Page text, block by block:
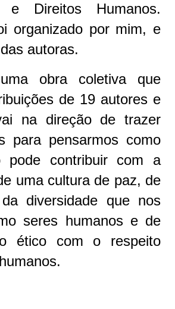
e Direitos Humanos.
organizado por mim, e
autoras.
obra coletiva que
de 19 autores e
na direção de trazer
para pensarmos como
pode contribuir com a
uma cultura de paz, de
diversidade que nos
seres humanos e de
ético com o respeito